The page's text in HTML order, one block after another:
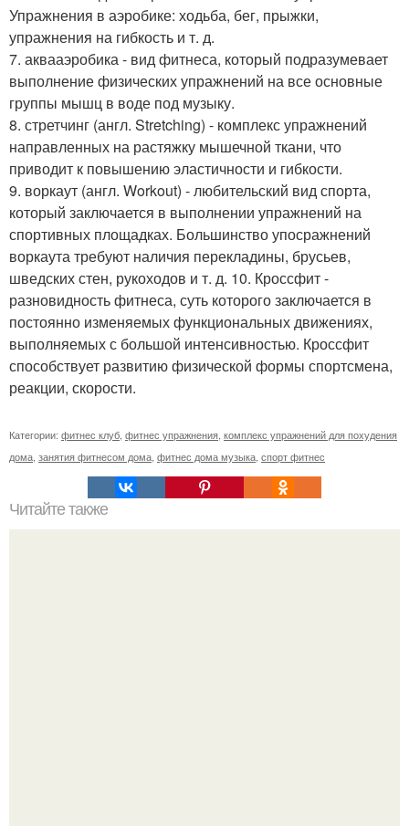
Упражнения в аэробике: ходьба, бег, прыжки,
упражнения на гибкость и т. д.
7. аквааэробика - вид фитнеса, который подразумевает
выполнение физических упражнений на все основные
группы мышц в воде под музыку.
8. стретчинг (англ. Stretching) - комплекс упражнений
направленных на растяжку мышечной ткани, что
приводит к повышению эластичности и гибкости.
9. воркаут (англ. Workout) - любительский вид спорта,
который заключается в выполнении упражнений на
спортивных площадках. Большинство упосражнений
воркаута требуют наличия перекладины, брусьев,
шведских стен, рукоходов и т. д. 10. Кроссфит -
разновидность фитнеса, суть которого заключается в
постоянно изменяемых функциональных движениях,
выполняемых с большой интенсивностью. Кроссфит
способствует развитию физической формы спортсмена,
реакции, скорости.
Категории: фитнес клуб фитнес упражнения комплекс упражнений для похудения
дома занятия фитнесом дома фитнес дома музыка спорт фитнес
Читайте также